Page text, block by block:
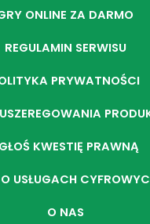
ONLINE ZA DARMO
REGULAMIN SERWISU
PRYWATNOŚCI
KWESTIĘ PRAWNĄ
USŁUGACH
O NAS